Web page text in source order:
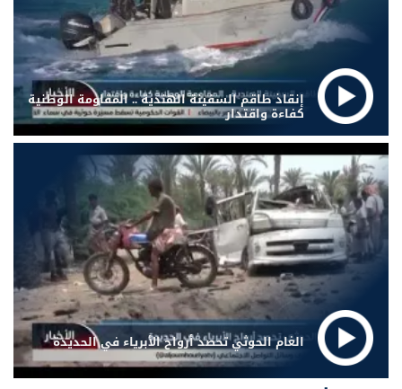
إنقاذ طاقم السفينة الهندية .. المقاومة الوطنية
كفاءة واقتدار
الغام الحوثي تحصد أرواح الأبرياء في الحديدة